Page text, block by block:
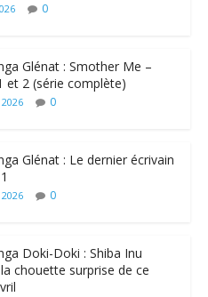
0
Glénat : Smother Me –
et 2 (série complète)
0
Glénat : Le dernier écrivain
0
Doki-Doki : Shiba Inu
chouette surprise de ce